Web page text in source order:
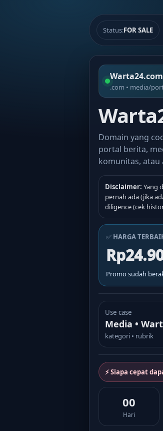
Status:FOR SALE
Warta24.com
.com • media/
Domain yang
portal berita,
komunitas,
Disclaimer: Yang
pernah ada (jika
diligence (cek
✅ HARGA
Promo sudah
Use case
Media •
kategori • rubrik
⚡ Siapa cepat
00
Hari